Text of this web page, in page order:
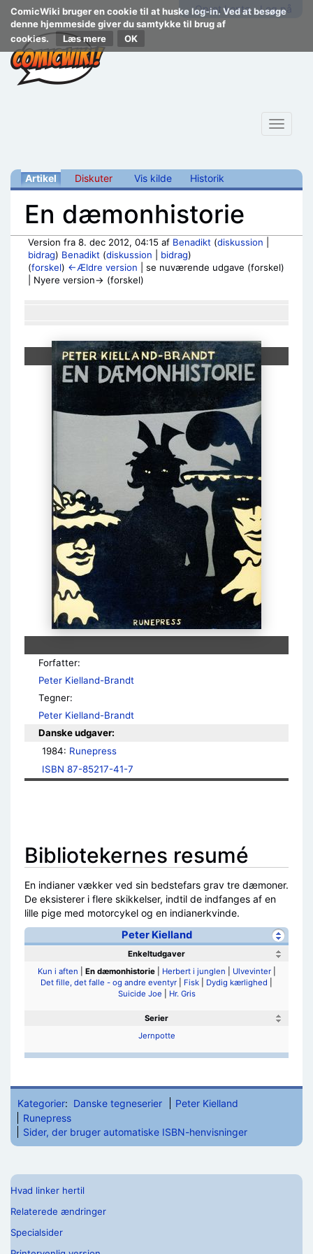
ComicWiki bruger en cookie til at huske log-in. Ved at besøge
denne hjemmeside giver du samtykke til brug af
cookies.
Læs mere
Opret konto Log på
Toggle
Artikel Diskuter Vis kilde Historik
En dæmonhistorie
Version fra 8. dec 2012, 04:15 af Benadikt (diskussion
bidrag) Benadikt (diskussion bidrag)
(forskel) ←Ældre version | se nuværende udgave (forskel)
| Nyere version→ (forskel)
Forfatter:
Peter Kielland-Brandt
Tegner:
Peter Kielland-Brandt
Danske udgaver:
1984: Runepress
ISBN 87-85217-41-7
Bibliotekernes resumé
En indianer vækker ved sin bedstefars grav tre dæmoner.
De eksisterer i flere skikkelser, indtil de indfanges af en
lille pige med motorcykel og en indianerkvinde.
Peter Kielland
Enkeltudgaver
Kun i aften
En dæmonhistorie| Herbert i junglen Ulvevinter|
Det fille, det falle - og andre eventyr
Fisk Dydig kærlighed
Suicide Joe
Hr. Gris
Serier
Jernpotte
Kategorier: Danske tegneserier
Peter Kielland
Runepress
Sider, der bruger automatiske ISBN-henvisninger
Hvad linker hertil
Relaterede ændringer
Specialsider